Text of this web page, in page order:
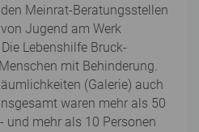
Meinrat-Beratungsstellen
Jugend am Werk
Lebenshilfe Bruck-
mit Behinderung.
(Galerie) auch
waren mehr als 50
und mehr als 10 Personen